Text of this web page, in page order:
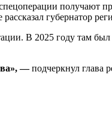
получают
губернатор
В 2025 году там
—подчеркнул глава